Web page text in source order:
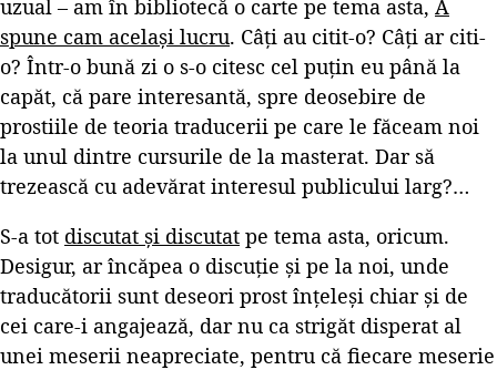
uzual – am în bibliotecă o carte pe tema asta, A
spune cam același lucru. Câți au citit-o? Câți ar citi-
o? Într-o bună zi o s-o citesc cel puțin eu până la
capăt, că pare interesantă, spre deosebire de
prostiile de teoria traducerii pe care le făceam noi
la unul dintre cursurile de la masterat. Dar să
trezească cu adevărat interesul publicului larg?…
S-a tot discutat și discutat pe tema asta, oricum.
Desigur, ar încăpea o discuție și pe la noi, unde
traducătorii sunt deseori prost înțeleși chiar și de
cei care-i angajează, dar nu ca strigăt disperat al
unei meserii neapreciate, pentru că fiecare meserie